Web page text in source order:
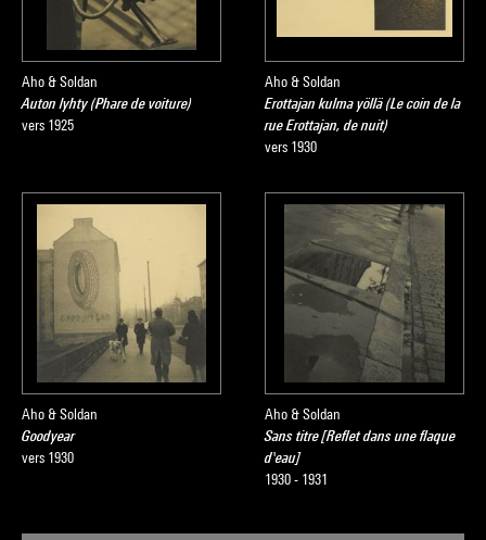
Aho & Soldan
Auton lyhty (Phare de voiture)
vers 1925
Aho & Soldan
Erottajan kulma yöllä (Le coin de la
rue Erottajan, de nuit)
vers 1930
Aho & Soldan
Goodyear
vers 1930
Aho & Soldan
Sans titre [Reflet dans une flaque
d'eau]
1930 - 1931